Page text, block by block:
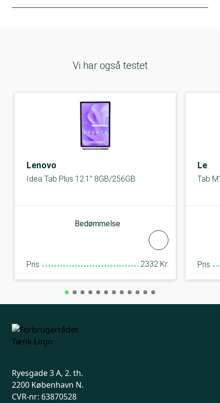
Vi har også testet
Lenovo
Idea Tab Plus 12.1" 8GB/256GB
Bedømmelse
Pris 2332 Kr.
Tab
Pris
Ryesgade 3 A, 2. th.
2200 København N.
CVR-nr: 63870528